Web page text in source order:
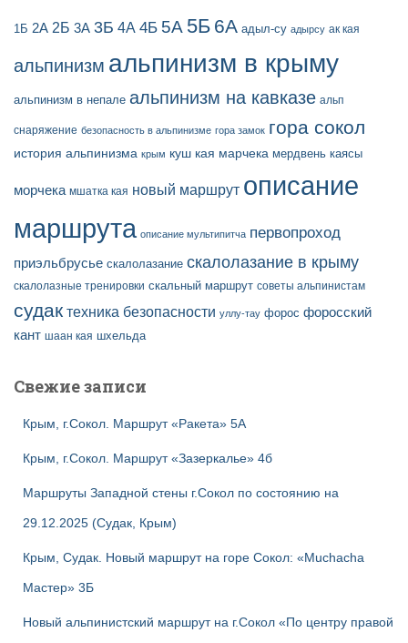
1Б 2А 2Б 3А 3Б 4А 4Б 5А 5Б 6А адыл-су адырсу ак кая
альпинизм альпинизм в крыму
альпинизм в непале альпинизм на кавказе альп
снаряжение безопасность в альпинизме гора замок гора сокол
история альпинизма крым куш кая марчека мердвень каясы
морчека мшатка кая новый маршрут описание
маршрута описание мультипитча первопроход
приэльбрусье скалолазание скалолазание в крыму
скалолазные тренировки скальный маршрут советы альпинистам
судак техника безопасности уллу-тау форос форосский
кант шаан кая шхельда
Свежие записи
Крым, г.Сокол. Маршрут «Ракета» 5А
Крым, г.Сокол. Маршрут «Зазеркалье» 4б
Маршруты Западной стены г.Сокол по состоянию на
29.12.2025 (Судак, Крым)
Крым, Судак. Новый маршрут на горе Сокол: «Muchacha
Мастер» 3Б
Новый альпинистский маршрут на г.Сокол «По центру правой